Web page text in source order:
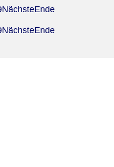
NächsteEnde
NächsteEnde